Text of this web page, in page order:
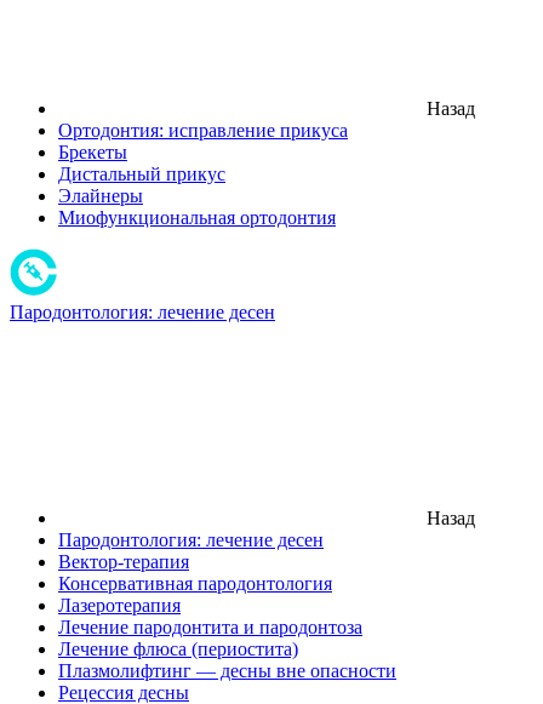
Назад
Ортодонтия: исправление прикуса
Брекеты
Дистальный прикус
Элайнеры
Миофункциональная ортодонтия
Пародонтология: лечение десен
Назад
Пародонтология: лечение десен
Вектор-терапия
Консервативная пародонтология
Лазеротерапия
Лечение пародонтита и пародонтоза
Лечение флюса (периостита)
Плазмолифтинг — десны вне опасности
Рецессия десны